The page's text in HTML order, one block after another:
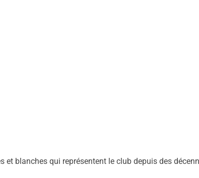
blanches qui représentent le club depuis des